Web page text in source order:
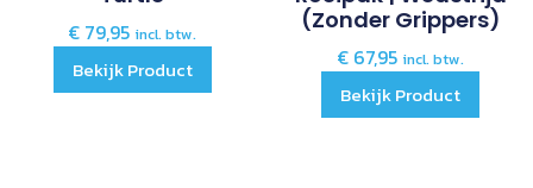
€ 79,95 incl. btw.
Bekijk Product
(zonder Grippers)
€ 67,95 incl. btw.
Bekijk Product